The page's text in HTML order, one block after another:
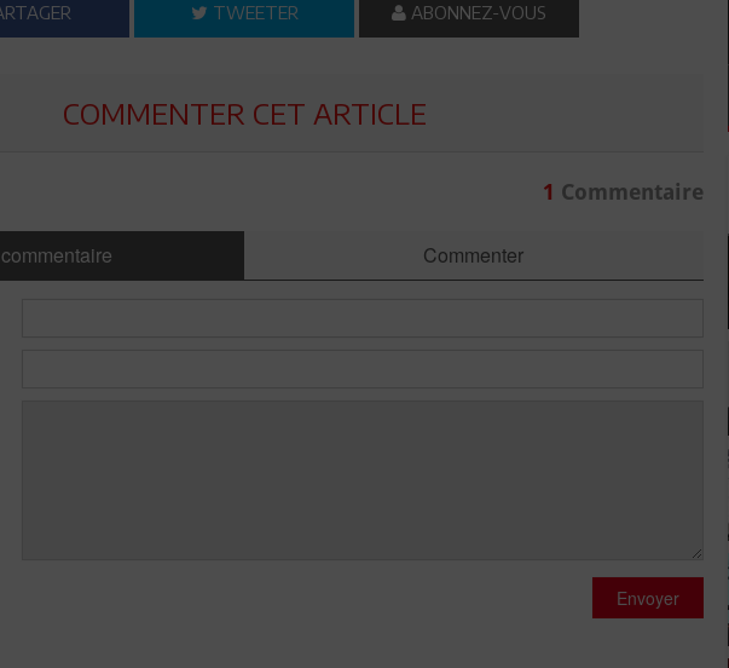
TWEETER ABONNEZ-VOUS
COMMENTER CET ARTICLE
1 Commentaire
Commenter
Envoyer